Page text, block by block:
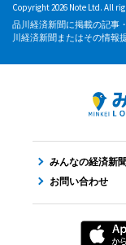
Copyright 2026 Note Ltd. All
品川経済新聞に掲載の記事
川経済新聞またはその情報
みんなの経済新
お問い合わせ